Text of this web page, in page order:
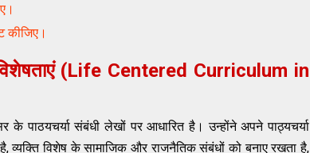
कीजिए।
(Life Centered Curriculum in
के पाठयचर्या संबंधी लेखों पर आधारित है। उन्होंने अपने पाठ्यचर्या
व्यक्ति विशेष के सामाजिक और राजनैतिक संबंधों को बनाए रखता है,